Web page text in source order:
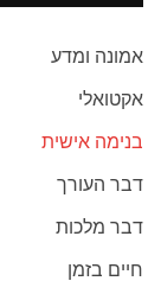
אמונה ומדע
אקטואלי
בנימה אישית
דבר העורך
דבר מלכות
חיים בזמן